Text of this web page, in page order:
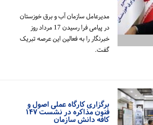
مدیرعامل سازمان آب و برق خوزستان
در پیامی فرا رسیدن 17 مرداد روز
خبرنگار را به فعالین این عرصه تبریک
گفت.
برگزاری کارگاه عملی اصول و
فنون مذاکره در نشست ۱۴۷
کافه دانش سازمان